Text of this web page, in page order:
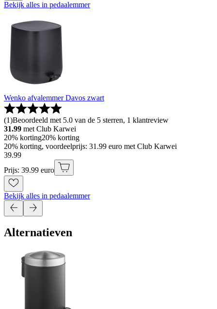
Bekijk alles in pedaalemmer
Wenko afvalemmer Davos zwart
(1)Beoordeeld met 5.0 van de 5 sterren, 1 klantreview
31.99 met Club Karwei
20% korting20% korting
20% korting, voordeelprijs: 31.99 euro met Club Karwei
39.99
Prijs: 39.99 euro
Bekijk alles in pedaalemmer
Alternatieven